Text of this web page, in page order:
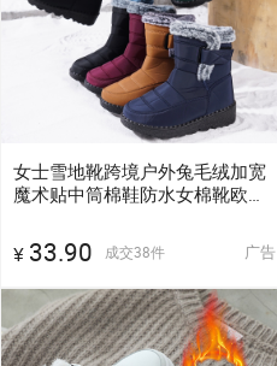
女士雪地靴跨境户外兔毛绒加宽
魔术贴中筒棉鞋防水女棉靴欧码
¥ 33.90 成交38件 广告